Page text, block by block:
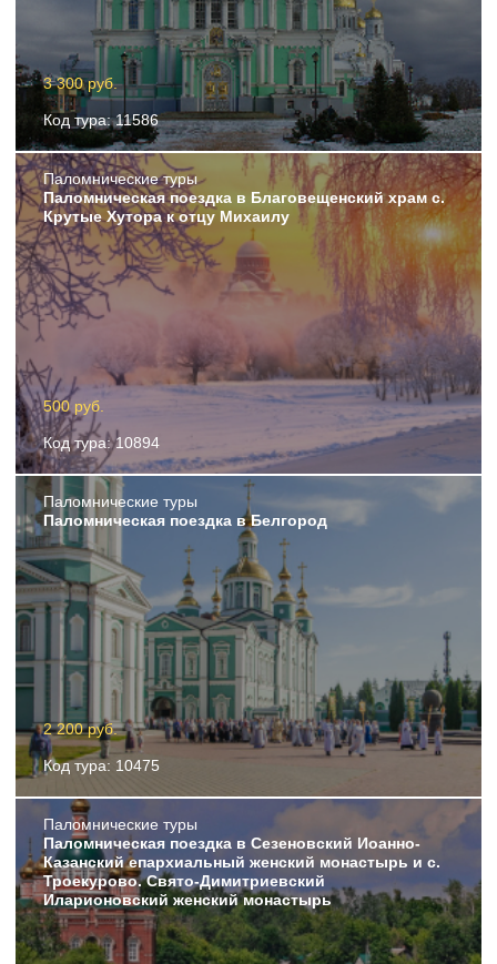
3 300 руб.
Код тура: 11586
Пaломнические туры
Паломническая поездка в Благовещенский храм с.
Крутые Хутора к отцу Михаилу
500 руб.
Код тура: 10894
Пaломнические туры
Паломническая поездка в Белгород
2 200 руб.
Код тура: 10475
Пaломнические туры
Паломническая поездка в Сезеновский Иоанно-
Казанский епархиальный женский монастырь и с.
Троекурово. Свято-Димитриевский
Иларионовский женский монастырь